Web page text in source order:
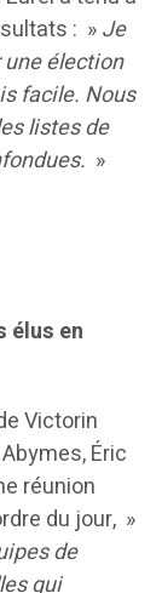
: »Je
élection
facile. Nous
listes de
»
élus en
Victorin
Éric
réunion
du jour, »
de
qui